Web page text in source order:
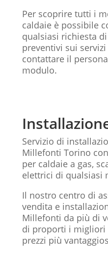
Per scoprire tutti i
caldaie è possibile
qualsiasi richiesta
preventivi sui
contattare il
modulo.
Servizio di
Millefonti Torino
per caldaie a gas,
elettrici di qualsiasi
Il nostro centro di
vendita e
Millefonti da più di
di proporti i migliori
prezzi più